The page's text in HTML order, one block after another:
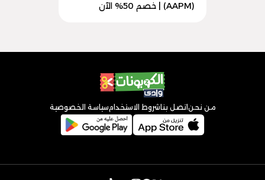
(AAPM) | خصم 50% الآن
من نحن اتصل بنا شروط الاستخدامسياسة الخصوصية